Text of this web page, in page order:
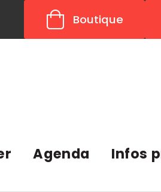
Boutique
Agenda Infos